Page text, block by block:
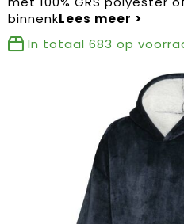
Tassen
Kerstartikelen
Sinterklaas
Verjaardagen
binnenk
In totaal 683 op